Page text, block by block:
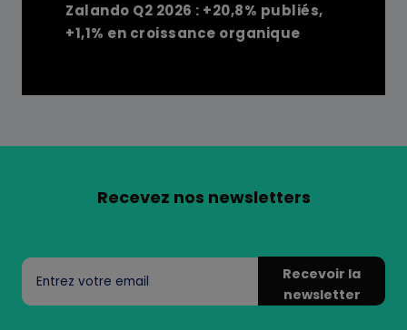
Zalando Q2 2026 : +20,8% publiés,
+1,1% en croissance organique
Recevez nos newsletters
Recevoir la
newsletter